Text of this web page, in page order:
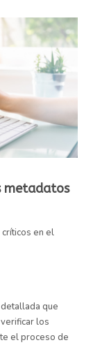
metadatos
en el
que
los
el proceso de